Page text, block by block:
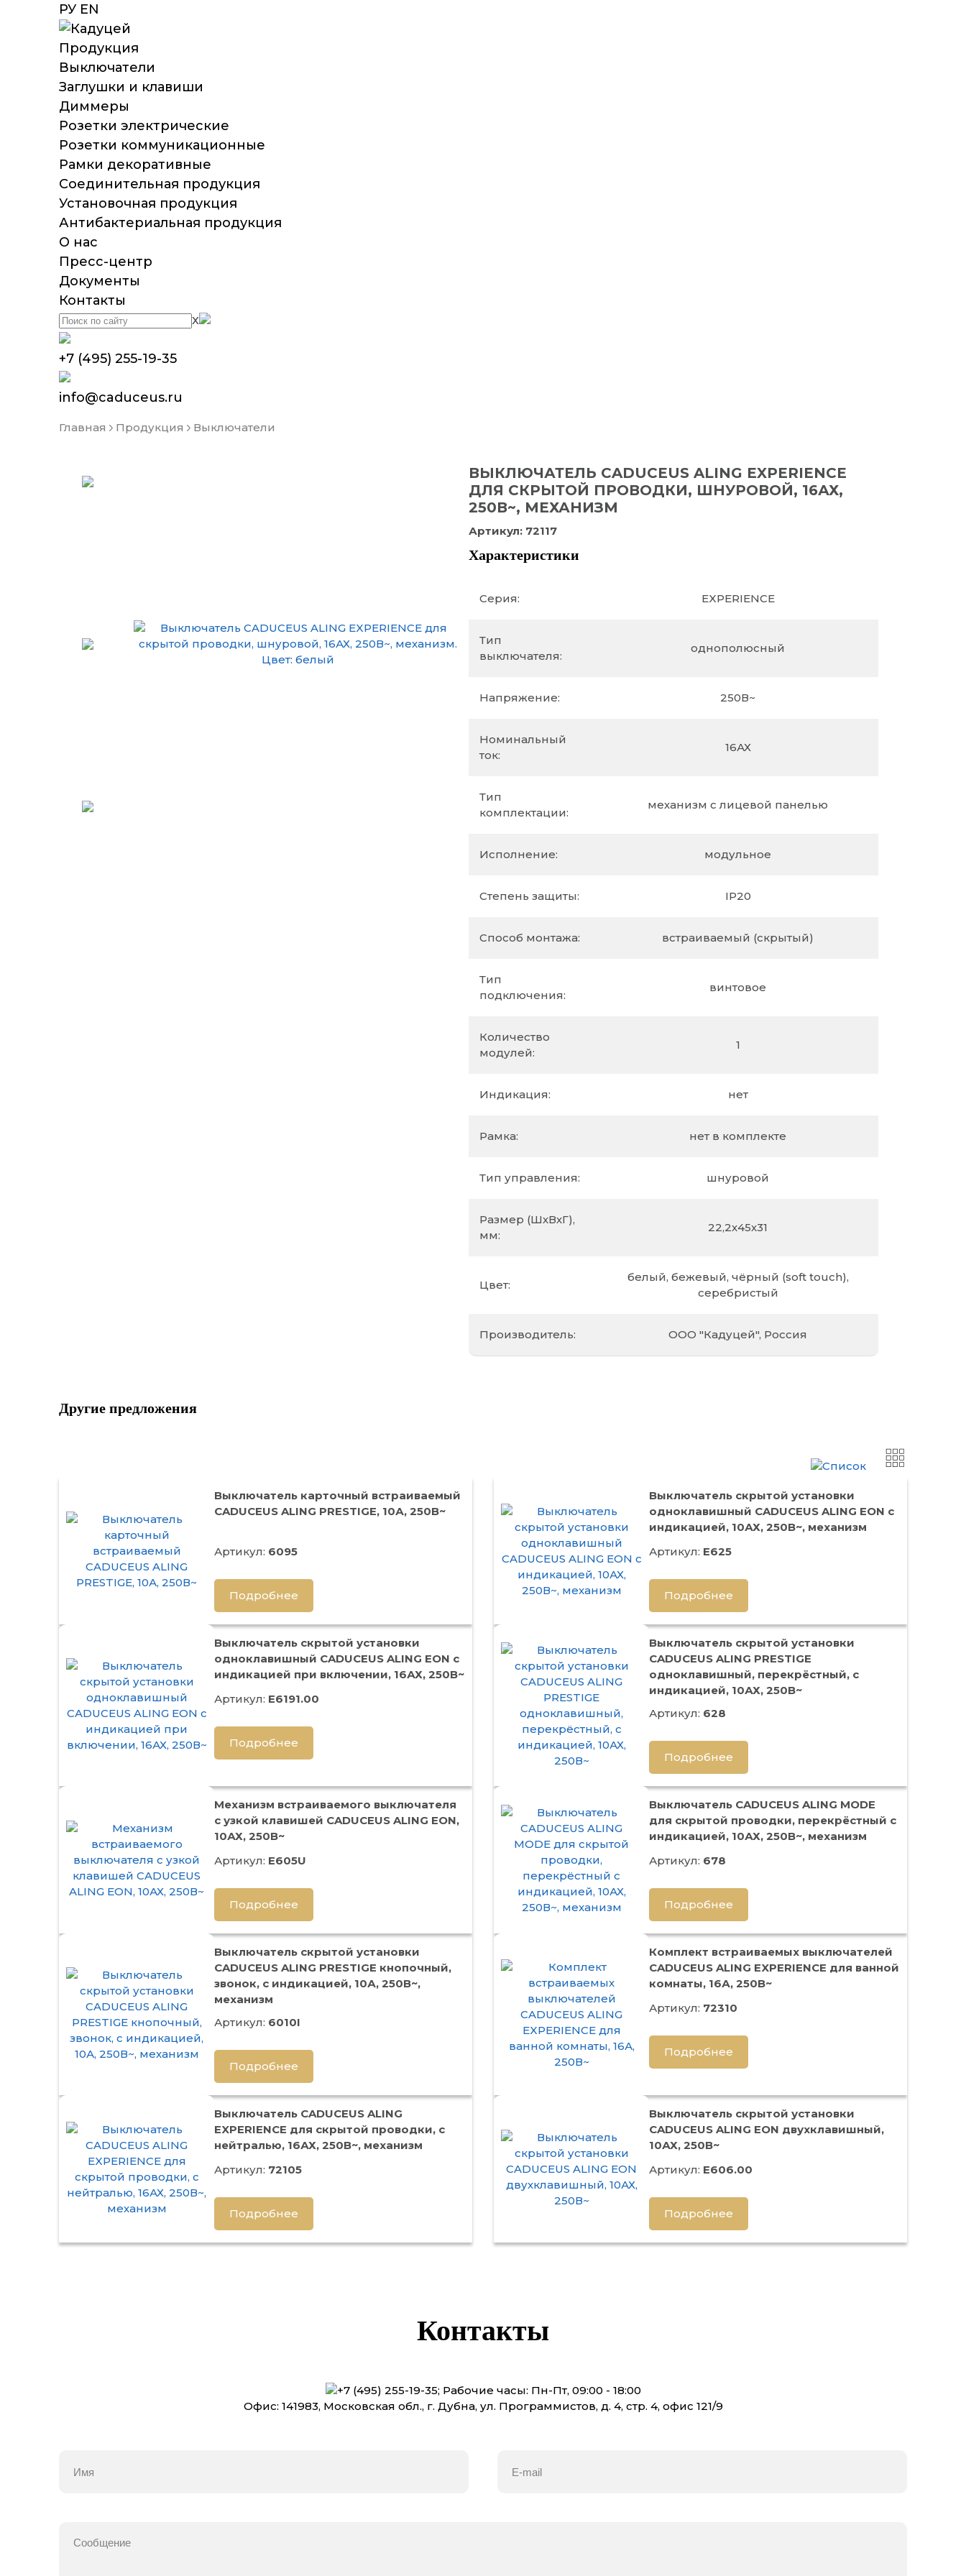
РУ EN
Продукция
Выключатели
Заглушки и клавиши
Диммеры
Розетки электрические
Розетки коммуникационные
Рамки декоративные
Соединительная продукция
Установочная продукция
Антибактериальная продукция
О нас
Пресс-центр
Документы
Контакты
x
+7 (495) 255-19-35
info@caduceus.ru
Главная Продукция Выключатели
ВЫКЛЮЧАТЕЛЬ CADUCEUS ALING EXPERIENCE
ДЛЯ СКРЫТОЙ ПРОВОДКИ, ШНУРОВОЙ, 16АХ,
250В~, МЕХАНИЗМ
Артикул: 72117
Характеристики
Серия: EXPERIENCE
Тип
выключателя:
однополюсный
Напряжение: 250В~
Номинальный
ток:
16АХ
Тип
комплектации:
механизм c лицевой панелью
Исполнение: модульное
Степень защиты: IP20
Способ монтажа: встраиваемый (скрытый)
Тип
подключения:
винтовое
Количество
модулей:
1
Индикация: нет
Рамка: нет в комплекте
Тип управления: шнуровой
Размер (ШхВхГ),
мм:
22,2х45х31
Цвет:
белый, бежевый, чёрный (soft touch),
серебристый
Производитель: ООО "Кадуцей", Россия
Другие предложения
Выключатель карточный встраиваемый
CADUCEUS ALING PRESTIGE, 10А, 250В~
Артикул: 6095
Подробнее
Выключатель скрытой установки
одноклавишный CADUCEUS ALING EON с
индикацией, 10АХ, 250В~, механизм
Артикул: E625
Подробнее
Выключатель скрытой установки
одноклавишный CADUCEUS ALING EON с
индикацией при включении, 16АХ, 250В~
Артикул: E6191.00
Подробнее
Выключатель скрытой установки
CADUCEUS ALING PRESTIGE
одноклавишный, перекрёстный, с
индикацией, 10АХ, 250В~
Артикул: 628
Подробнее
Механизм встраиваемого выключателя
с узкой клавишей CADUCEUS ALING EON,
10АХ, 250В~
Артикул: E605U
Подробнее
Выключатель CADUCEUS ALING MODE
для скрытой проводки, перекрёстный с
индикацией, 10АХ, 250В~, механизм
Артикул: 678
Подробнее
Выключатель скрытой установки
CADUCEUS ALING PRESTIGE кнопочный,
звонок, с индикацией, 10А, 250В~,
механизм
Артикул: 6010I
Подробнее
Комплект встраиваемых выключателей
CADUCEUS ALING EXPERIENCE для ванной
комнаты, 16А, 250В~
Артикул: 72310
Подробнее
Выключатель CADUCEUS ALING
EXPERIENCE для скрытой проводки, с
нейтралью, 16АХ, 250В~, механизм
Артикул: 72105
Подробнее
Выключатель скрытой установки
CADUCEUS ALING EON двухклавишный,
10АХ, 250В~
Артикул: E606.00
Подробнее
Контакты
+7 (495) 255-19-35; Рабочие часы: Пн-Пт, 09:00 - 18:00
Офис: 141983, Московская обл., г. Дубна, ул. Программистов, д. 4, стр. 4, офис 121/9